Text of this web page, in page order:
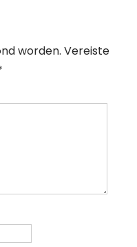
worden. Vereiste